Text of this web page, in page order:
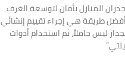
المنازل بأمان لتوسعة الغرف
أفضل طريقة هي إجراء تقييم إنشائي
ليس حاملاً، ثم استخدام أدوات